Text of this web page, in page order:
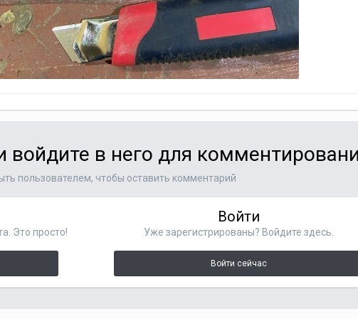
войдите в него для
пользователем, чтобы оставить комментарий
Это просто!
Войти
Уже зарегистрированы? Войдите здесь.
Войти сейчас